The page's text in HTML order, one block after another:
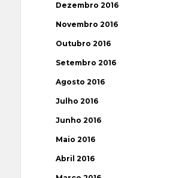
Dezembro 2016
Novembro 2016
Outubro 2016
Setembro 2016
Agosto 2016
Julho 2016
Junho 2016
Maio 2016
Abril 2016